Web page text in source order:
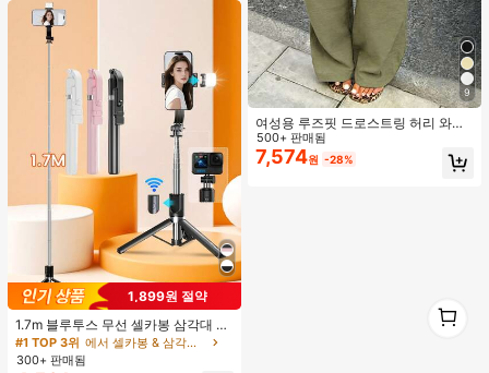
1,899원 절약
1.7m 블루투스 무선 셀카봉 삼각대 LE
D 필 라이트 및 360° 회전 스테인리스
스틸 휴대폰 홀더 포함; 경량 및 휴대
#1 TOP 3위
에서 셀카봉 & 삼각대 헤드
300+ 판매됨
9
여성용 루즈핏 드로스트링 허리 와이
드 레그 팬츠, 가벼운 통기성 캐주얼
바지, 밀리터리 그린, 여름 봄, 보헤미
안 시크
500+ 판매됨
7,574원 -28%